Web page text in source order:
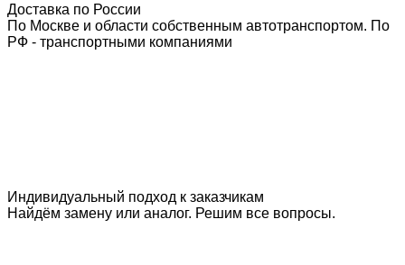
Доставка по России
По Москве и области собственным автотранспортом. По
РФ - транспортными компаниями
Индивидуальный подход к заказчикам
Найдём замену или аналог. Решим все вопросы.